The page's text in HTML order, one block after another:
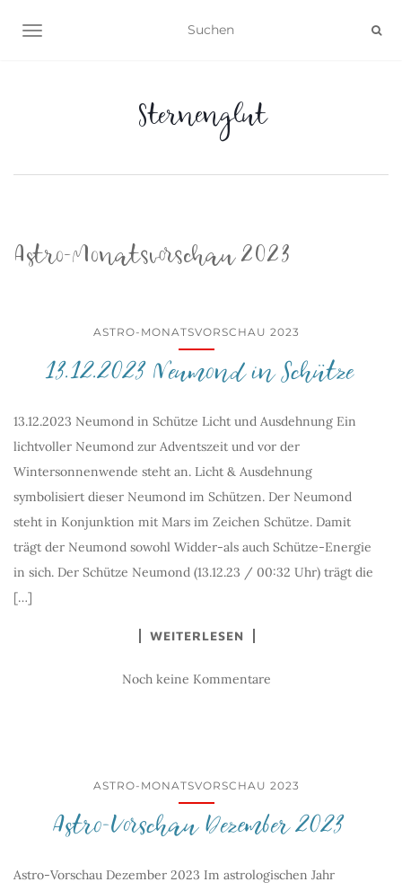
NAVIGATION UMSCHALTEN
Sternenglut
Astro-Monatsvorschau 2023
ASTRO-MONATSVORSCHAU 2023
13.12.2023 Neumond in Schütze
13.12.2023 Neumond in Schütze Licht und Ausdehnung Ein
lichtvoller Neumond zur Adventszeit und vor der
Wintersonnenwende steht an. Licht & Ausdehnung
symbolisiert dieser Neumond im Schützen. Der Neumond
steht in Konjunktion mit Mars im Zeichen Schütze. Damit
trägt der Neumond sowohl Widder-als auch Schütze-Energie
in sich. Der Schütze Neumond (13.12.23 / 00:32 Uhr) trägt die
[…]
WEITERLESEN
Noch keine Kommentare
ASTRO-MONATSVORSCHAU 2023
Astro-Vorschau Dezember 2023
Astro-Vorschau Dezember 2023 Im astrologischen Jahr